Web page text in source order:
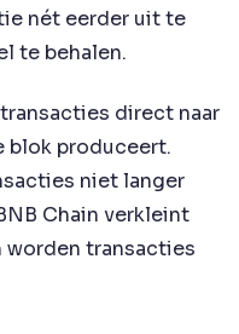
nét eerder uit te
te behalen.
direct naar
blok produceert.
niet langer
Chain verkleint
worden transacties